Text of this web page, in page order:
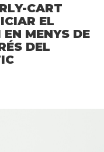
CART
EL
MENYS DE
DEL